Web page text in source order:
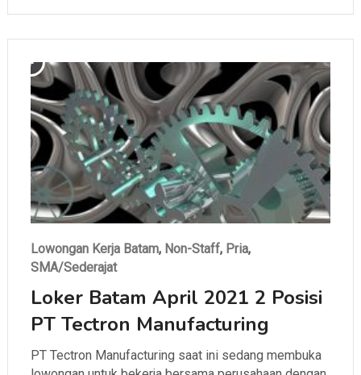
Lowongan Kerja Batam, Non-Staff, Pria,
SMA/Sederajat
Loker Batam April 2021 2 Posisi
PT Tectron Manufacturing
PT Tectron Manufacturing saat ini sedang membuka